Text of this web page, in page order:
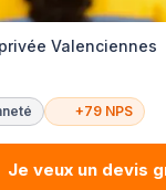
Valenciennes
+79 NPS
Je veux un devis